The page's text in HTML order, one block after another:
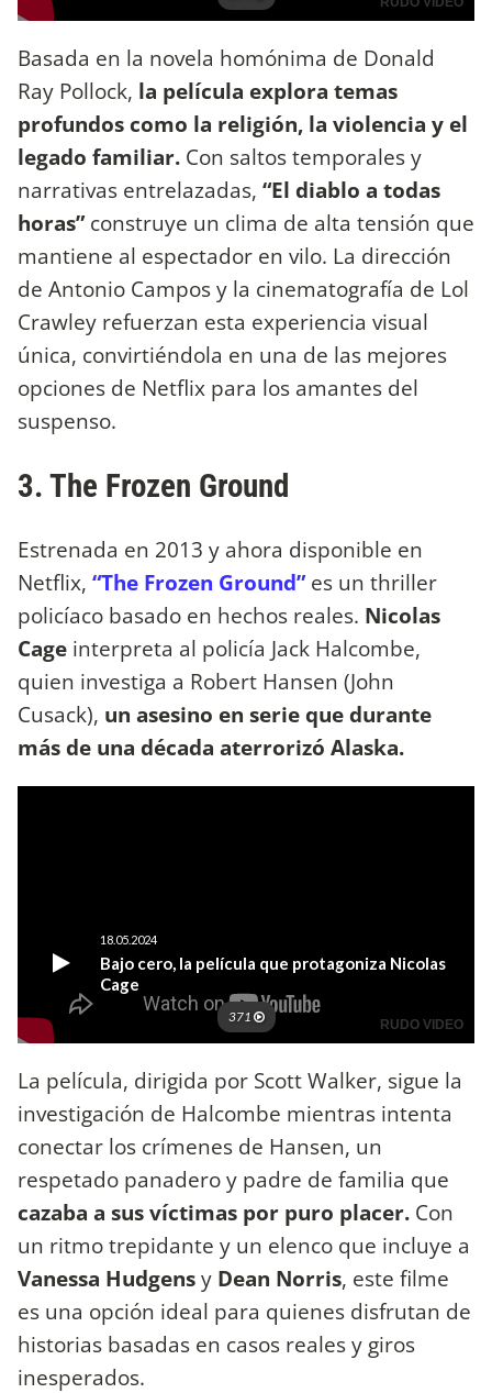
Basada en la novela homónima de Donald
Ray Pollock, la película explora temas
profundos como la religión, la violencia y el
legado familiar. Con saltos temporales y
narrativas entrelazadas, “El diablo a todas
horas”construye un clima de alta tensión que
mantiene al espectador en vilo. La dirección
de Antonio Campos y la cinematografía de Lol
Crawley refuerzan esta experiencia visual
única, convirtiéndola en una de las mejores
opciones de Netflix para los amantes del
suspenso.
3. The Frozen Ground
Estrenada en 2013 y ahora disponible en
Netflix, “The Frozen Ground” es un thriller
policíaco basado en hechos reales. Nicolas
Cage interpreta al policía Jack Halcombe,
quien investiga a Robert Hansen (John
Cusack), un asesino en serie que durante
más de una década aterrorizó Alaska.
La película, dirigida por Scott Walker, sigue la
investigación de Halcombe mientras intenta
conectar los crímenes de Hansen, un
respetado panadero y padre de familia que
cazaba a sus víctimas por puro placer. Con
un ritmo trepidante y un elenco que incluye a
Vanessa Hudgensy Dean Norris, este filme
es una opción ideal para quienes disfrutan de
historias basadas en casos reales y giros
inesperados.